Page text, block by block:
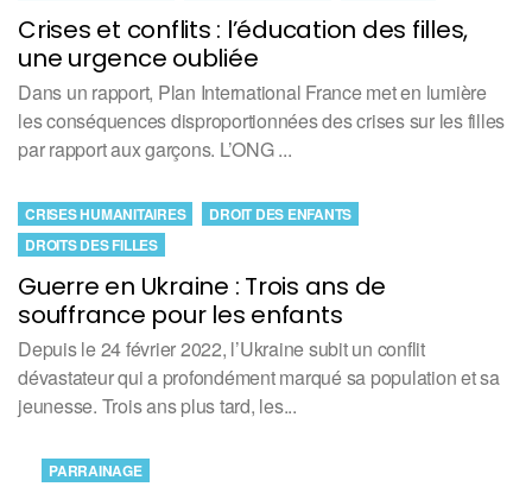
Crises et conflits : l’éducation des filles,
une urgence oubliée
Dans un rapport, Plan International France met en lumière
les conséquences disproportionnées des crises sur les filles
par rapport aux garçons. L’ONG ...
Guerre en Ukraine : Trois ans de
souffrance pour les enfants
CRISES HUMANITAIRES
DROIT DES ENFANTS
DROITS DES FILLES
Depuis le 24 février 2022, l’Ukraine subit un conflit
dévastateur qui a profondément marqué sa population et sa
jeunesse. Trois ans plus tard, les...
PARRAINAGE